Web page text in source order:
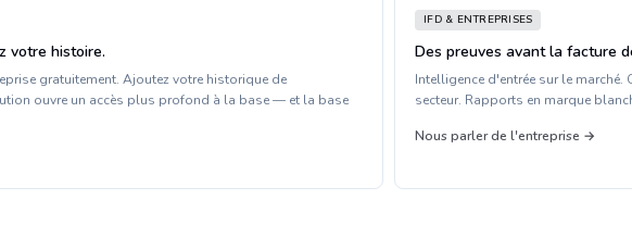
votre histoire.
gratuitement. Ajoutez votre historique de
ouvre un accès plus profond à la base — et la base
IFD & ENTREPRISES
Des preuves avant la facture
Intelligence d'entrée sur le
secteur. Rapports en marque
Nous parler de l'entreprise →